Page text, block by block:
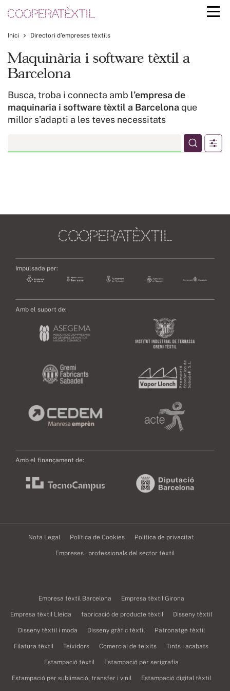
Inici Directori d’empreses tèxtils
Maquinària i software tèxtil a
Barcelona
Busca, troba i connecta amb l’empresa de
maquinaria i software tèxtil a Barcelona que
millor s’adapti a les teves necessitats
Impulsada per:
Amb el suport de:
Amb el finançament de:
Nota Legal Política de Cookies Política de privacitat
Empreses i professionals del sector tèxtil
Empresa tèxtil Barcelona Empresa tèxtil Girona
Empresa tèxtil Lleida fabricació de producte tèxtil Disseny tèxtil
Disseny tèxtil i moda Disseny gràfic tèxtil Patronatge tèxtil
Filatura tèxtil Teixidors Comercial de teixits Tints i acabats
Estampació tèxtil Estampació per serigrafia
Estampació per sublimació, transfer i vinil Estampació digital tèxtil